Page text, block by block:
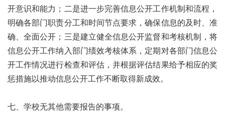
开意识和能力；二是进一步完善信息公开工作机制和流程，
明确各部门职责分工和时间节点要求，确保信息的及时、准
确、全面公开；三是建立健全信息公开监督和考核机制，将
信息公开工作纳入部门绩效考核体系，定期对各部门信息公
开工作情况进行检查和评估，并根据评估结果给予相应的奖
惩措施以推动信息公开工作不断取得新成效。
七、学校无其他需要报告的事项。